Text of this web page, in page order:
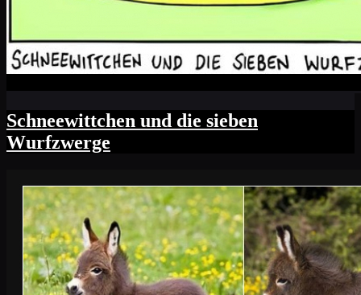
Schneewittchen und die sieben
Wurfzwerge